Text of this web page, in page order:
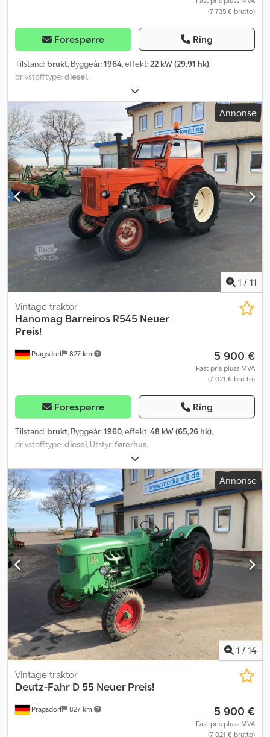
(7 735 € brutto)
Forespørre Ring
Tilstand: brukt, Byggeår:1964, effekt: 22 kW (29,91 hk),
drivstofftype:diesel
Annonse
1 / 11
Pragsdorf 827 km
Vintage traktor
Hanomag Barreiros R545 Neuer
Preis!
5 900 €
Fast pris pluss MVA
(7 021 € brutto)
Forespørre Ring
Tilstand: brukt, Byggeår:1960, effekt:48 kW (65,26 hk),
drivstofftype:diesel, Utstyr:førerhus,
Annonse
1 / 14
Pragsdorf 827 km
Vintage traktor
Deutz-Fahr D 55 Neuer Preis!
5 900 €
Fast pris pluss MVA
(7 021 € brutto)